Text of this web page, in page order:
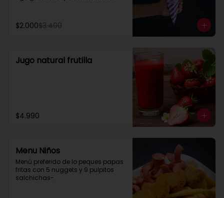
y mucho mas....
$2.000$3.400
Jugo natural frutilla
$4.990
Menu Niños
Menú preferido de lo peques papas
fritas con 5 nuggets y 9 pulpitos
salchichas-.